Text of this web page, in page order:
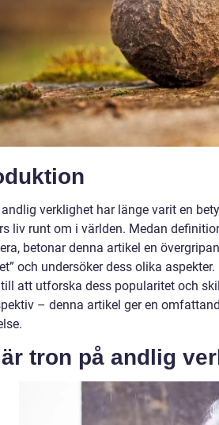
verklighet har länge varit en
liv runt om i världen. Medan
betonar denna artikel en
och undersöker dess olika
att utforska dess popularitet och
– denna artikel ger en
tron på andlig